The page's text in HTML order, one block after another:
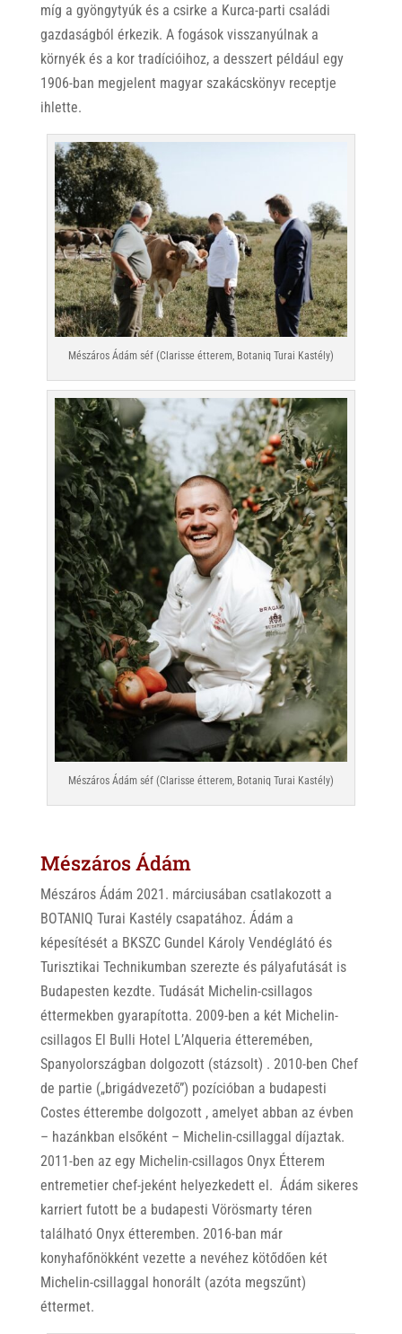
míg a gyöngytyúk és a csirke a Kurca-parti családi
gazdaságból érkezik. A fogások visszanyúlnak a
környék és a kor tradícióihoz, a desszert például egy
1906-ban megjelent magyar szakácskönyv receptje
ihlette.
Mészáros Ádám séf (Clarisse étterem, Botaniq Turai Kastély)
Mészáros Ádám séf (Clarisse étterem, Botaniq Turai Kastély)
Mészáros Ádám
Mészáros Ádám 2021. márciusában csatlakozott a
BOTANIQ Turai Kastély csapatához. Ádám a
képesítését a BKSZC Gundel Károly Vendéglátó és
Turisztikai Technikumban szerezte és pályafutását is
Budapesten kezdte. Tudását Michelin-csillagos
éttermekben gyarapította. 2009-ben a két Michelin-
csillagos El Bulli Hotel L’Alqueria étteremében,
Spanyolországban dolgozott (stázsolt) . 2010-ben Chef
de partie („brigádvezető”) pozícióban a budapesti
Costes étterembe dolgozott , amelyet abban az évben
– hazánkban elsőként – Michelin-csillaggal díjaztak.
2011-ben az egy Michelin-csillagos Onyx Étterem
entremetier chef-jeként helyezkedett el. Ádám sikeres
karriert futott be a budapesti Vörösmarty téren
található Onyx étteremben. 2016-ban már
konyhafőnökként vezette a nevéhez kötődően két
Michelin-csillaggal honorált (azóta megszűnt)
éttermet.